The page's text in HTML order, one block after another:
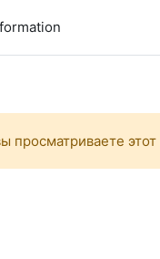
просматриваете этот